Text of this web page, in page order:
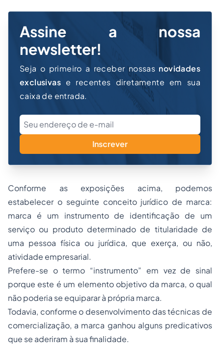
Assine a nossa
newsletter!
Seja o primeiro a receber nossas novidades
exclusivas e recentes diretamente em sua
caixa de entrada.
Inscrever
Conforme as exposições acima, podemos
estabelecer o seguinte conceito jurídico de marca:
marca é um instrumento de identificação de um
serviço ou produto determinado de titularidade de
uma pessoa física ou jurídica, que exerça, ou não,
atividade empresarial.
Prefere-se o termo “instrumento” em vez de sinal
porque este é um elemento objetivo da marca, o qual
não poderia se equiparar à própria marca.
Todavia, conforme o desenvolvimento das técnicas de
comercialização, a marca ganhou alguns predicativos
que se aderiram à sua finalidade.